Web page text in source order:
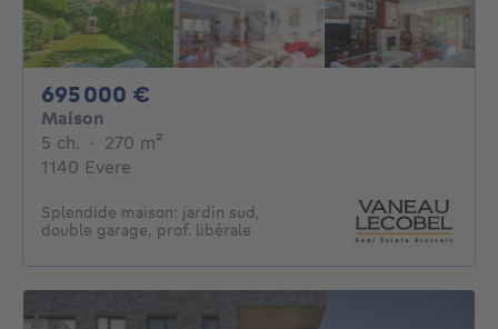
695 000 €
Maison
5 ch. 5 chambres
· 270 m²
1140 Evere
Splendide maison: jardin sud,
double garage, prof. libérale